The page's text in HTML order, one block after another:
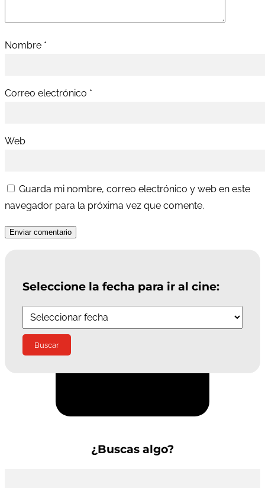
Nombre *
Correo electrónico *
Web
Guarda mi nombre, correo electrónico y web en este
navegador para la próxima vez que comente.
Enviar comentario
Seleccione la fecha para ir al cine:
¿Buscas algo?